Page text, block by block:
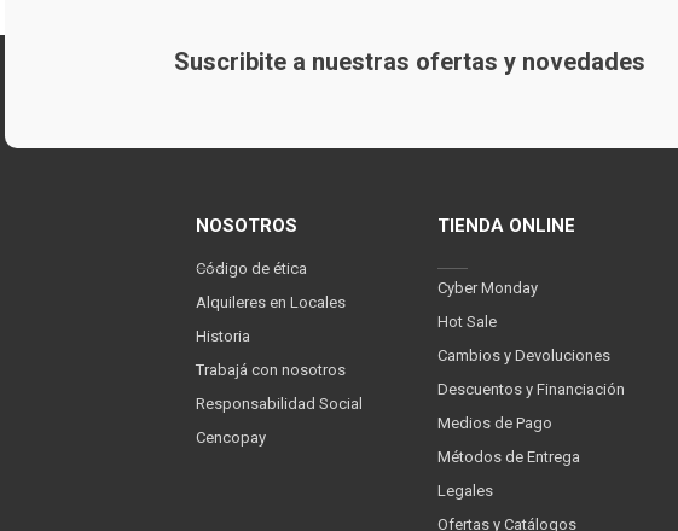
Suscribite a nuestras ofertas y novedades
NOSOTROS
Código de ética
Alquileres en Locales
Historia
Trabajá con nosotros
Responsabilidad Social
Cencopay
TIENDA ONLINE
Cyber Monday
Hot Sale
Cambios y Devoluciones
Descuentos y Financiación
Medios de Pago
Métodos de Entrega
Legales
Ofertas y Catálogos